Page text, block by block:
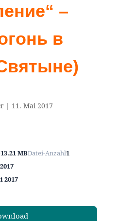
–
в
| 11. Mai 2017
13.21 MBDatei-Anzahl1
2017